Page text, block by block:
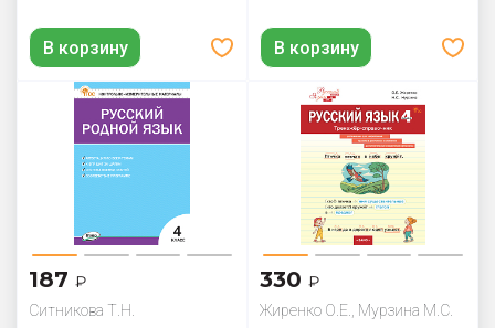
В корзину В корзину
187 ₽
Ситникова Т.Н.
330 ₽
Жиренко О.Е., Мурзина М.С.